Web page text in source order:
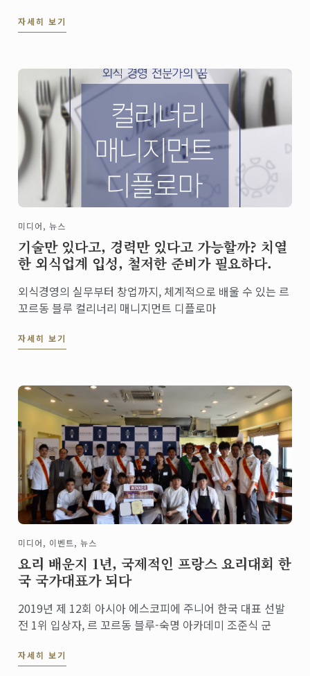
쌀' 스토리를 인터뷰에서 확인하세요.
자세히 보기
미디어, 뉴스
기술만 있다고, 경력만 있다고 가능할까? 치열
한 외식업계 입성, 철저한 준비가 필요하다.
외식경영의 실무부터 창업까지, 체계적으로 배울 수 있는 르
꼬르동 블루 컬리너리 매니지먼트 디플로마
자세히 보기
미디어, 이벤트, 뉴스
요리 배운지 1년, 국제적인 프랑스 요리대회 한
국 국가대표가 되다
2019년 제 12회 아시아 에스코피에 주니어 한국 대표 선발
전 1위 입상자, 르 꼬르동 블루-숙명 아카데미 조준식 군
자세히 보기